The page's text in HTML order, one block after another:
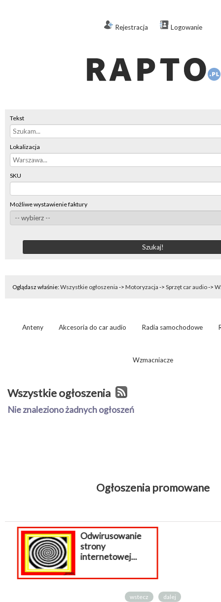
Rejestracja Logowanie
Tekst
Lokalizacja
SKU
Możliwe wystawienie faktury
Oglądasz właśnie:Wszystkie ogłoszenia -> Motoryzacja -> Sprzęt car audio->
Anteny Akcesoria do car audio Radia samochodowe
Wzmacniacze
Wszystkie ogłoszenia
Nie znaleziono żadnych ogłoszeń
Ogłoszenia promowane
wstecz dalej